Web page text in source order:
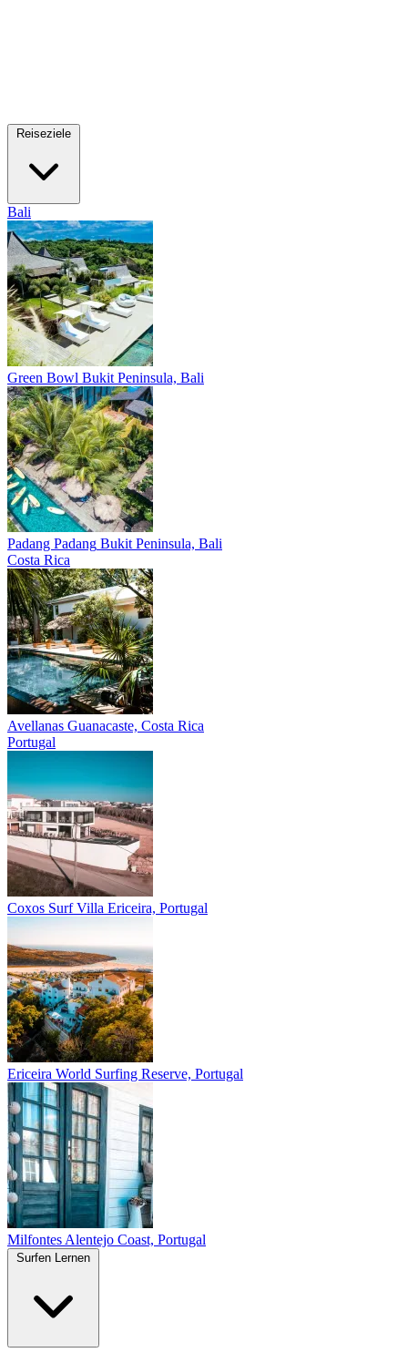
Bali
Green Bowl Bukit Peninsula, Bali
Padang Padang Bukit Peninsula, Bali
Costa Rica
Avellanas Guanacaste, Costa Rica
Portugal
Coxos Surf Villa Ericeira, Portugal
Ericeira World Surfing Reserve, Portugal
Milfontes Alentejo Coast, Portugal